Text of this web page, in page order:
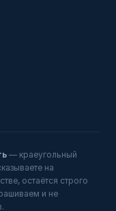
— краеугольный
на
остаётся строго
и не